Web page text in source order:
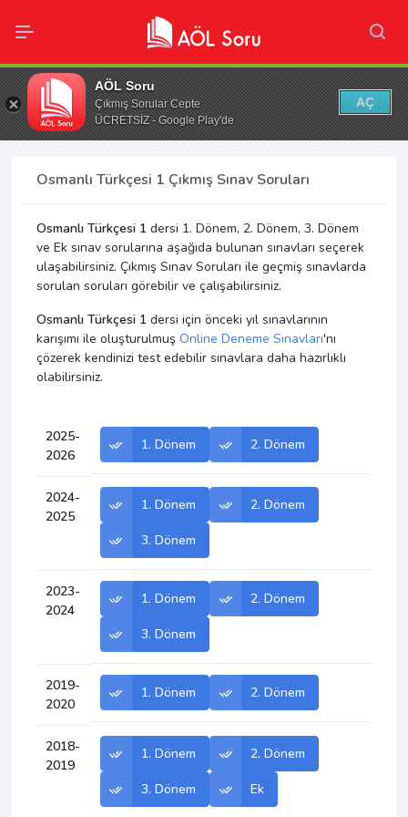
AÖL Soru
Çıkmış Sorular Cepte
ÜCRETSİZ - Google Play'de
AÇ
Osmanlı Türkçesi 1 Çıkmış Sınav Soruları
Osmanlı Türkçesi 1 dersi 1. Dönem, 2. Dönem, 3. Dönem
ve Ek sınav sorularına aşağıda bulunan sınavları seçerek
ulaşabilirsiniz. Çıkmış Sınav Soruları ile geçmiş sınavlarda
sorulan soruları görebilir ve çalışabilirsiniz.
Osmanlı Türkçesi 1 dersi için önceki yıl sınavlarının
karışımı ile oluşturulmuş Online Deneme Sınavları'nı
çözerek kendinizi test edebilir sınavlara daha hazırlıklı
olabilirsiniz.
2025-
2026
1. Dönem 2. Dönem
2024-
2025
1. Dönem 2. Dönem
3. Dönem
2023-
2024
1. Dönem 2. Dönem
3. Dönem
2019-
2020
1. Dönem 2. Dönem
2018-
2019
1. Dönem 2. Dönem
3. Dönem Ek